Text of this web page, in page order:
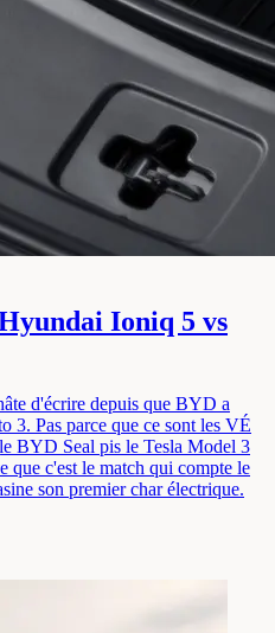
Ioniq 5 vs
d'écrire depuis que BYD a
3. Pas parce que ce sont les VÉ
BYD Seal pis le Tesla Model 3
que c'est le match qui compte le
son premier char électrique.